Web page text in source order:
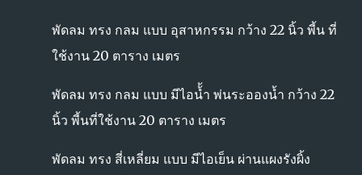
พัดลม ทรง กลม แบบ อุสาหกรรม กว้าง 22 นิ้ว พี้น ที่
ใช้งาน 20 ตาราง เมตร
พัดลม ทรง กลม แบบ มีไอน้้ำ พ่นระอองน้ำ กว้าง 22
นิ้ว พี้นที่ใช้งาน 20 ตาราง เมตร
พัดลม ทรง สี่เหลี่ยม แบบ มีไอเย็น ผ่านแผงรังผิ้ง